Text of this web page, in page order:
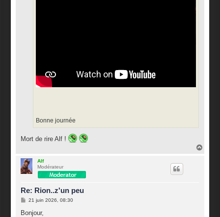
Bonne journée
Mort de rire Alf !
Alf
Modérateur
Re: Rion..z'un peu
M
s
21 juin 2026, 08:30
Bonjour,